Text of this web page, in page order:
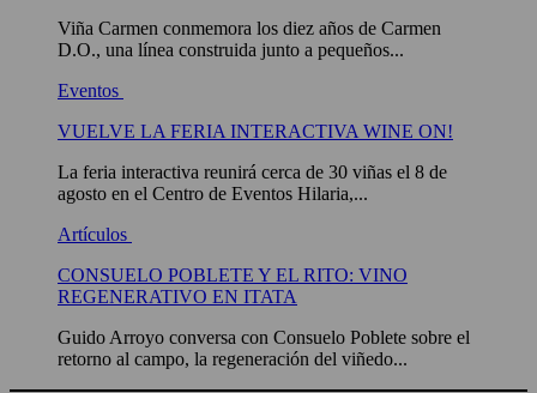
Viña Carmen conmemora los diez años de Carmen
D.O., una línea construida junto a pequeños...
Eventos
VUELVE LA FERIA INTERACTIVA WINE ON!
La feria interactiva reunirá cerca de 30 viñas el 8 de
agosto en el Centro de Eventos Hilaria,...
Artículos
CONSUELO POBLETE Y EL RITO: VINO
REGENERATIVO EN ITATA
Guido Arroyo conversa con Consuelo Poblete sobre el
retorno al campo, la regeneración del viñedo...